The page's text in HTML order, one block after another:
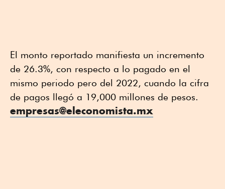
El monto reportado manifiesta un incremento
de 26.3%, con respecto a lo pagado en el
mismo periodo pero del 2022, cuando la cifra
de pagos llegó a 19,000 millones de pesos.
empresas@eleconomista.mx